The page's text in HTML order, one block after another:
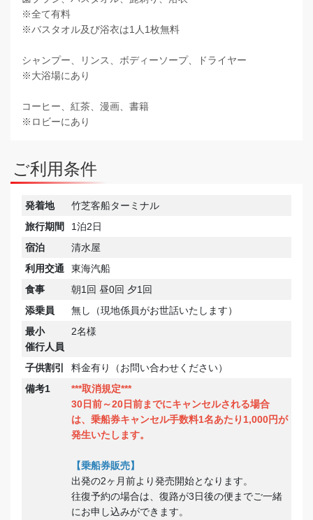
※全て有料
※バスタオル及び浴衣は1人1枚無料
シャンプー、リンス、ボディーソープ、ドライヤー
※大浴場にあり
コーヒー、紅茶、漫画、書籍
※ロビーにあり
ご利用条件
発着地
竹芝客船ターミナル
旅行期間
1泊2日
宿泊
清水屋
利用交通
東海汽船
食事
朝1回 昼0回 夕1回
添乗員
無し（現地係員がお世話いたします）
最小
催行人員
2名様
子供割引
料金有り（お問い合わせください）
備考1
***取消規定***
30日前～20日前までにキャンセルされる場合
は、乗船券キャンセル手数料1名あたり1,000円が
発生いたします。
【乗船券販売】
出発の2ヶ月前より発売開始となります。
往復予約の場合は、復路が3日後の便までご一緒
にお申し込みができます。